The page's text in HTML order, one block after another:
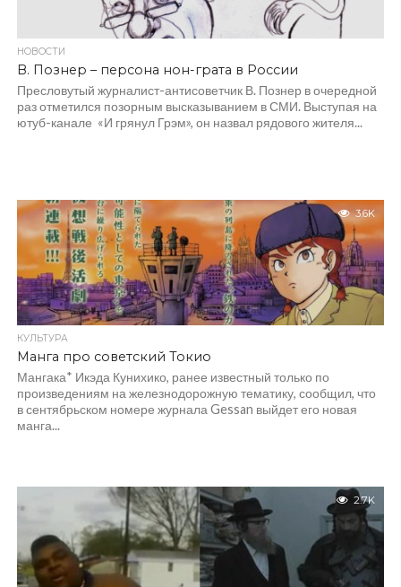
НОВОСТИ
В. Познер – персона нон-грата в России
Пресловутый журналист-антисоветчик В. Познер в очередной
раз отметился позорным высказыванием в СМИ. Выступая на
ютуб-канале «И грянул Грэм», он назвал рядового жителя...
3.6K
КУЛЬТУРА
Манга про советский Токио
Мангака* Икэда Кунихико, ранее известный только по
произведениям на железнодорожную тематику, сообщил, что
в сентябрьском номере журнала Gessan выйдет его новая
манга...
2.7K